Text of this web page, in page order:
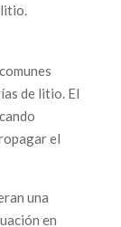
de litio. El
el
una
en